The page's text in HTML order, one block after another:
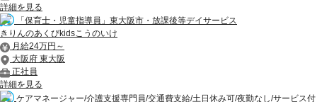
詳細を見る
「保育士・児童指導員」東大阪市・放課後等デイサービス
きりんのあくびkidsこうのいけ
月給24万円～
大阪府 東大阪
正社員
詳細を見る
ケアマネージャー/介護支援専門員/交通費支給/土日休み可/夜勤なし/サービス付